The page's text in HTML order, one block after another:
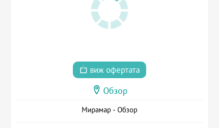
виж офертата
Обзор
Мирамар - Обзор